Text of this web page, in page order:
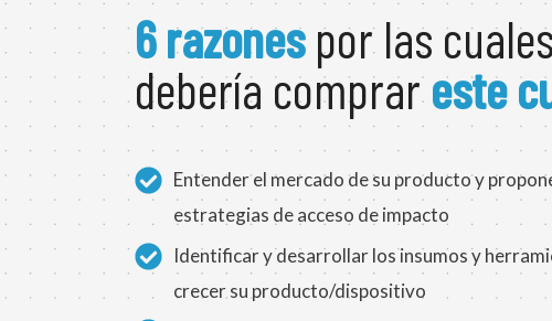
6 razonespor las
debería comprareste
Entender el mercado de su producto y
estrategias de acceso de impacto
Identificar y desarrollar los insumos y
crecer su producto/dispositivo